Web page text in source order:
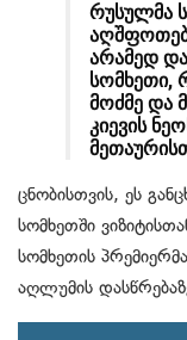
რუსულმა
არამედ
სომხეთი,
მოძმე და
კიევის
ცნობისთვის, ეს
სომხეთში
სომხეთის
აღლუმის